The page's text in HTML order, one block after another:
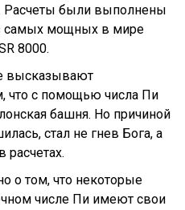
Расчеты были выполнены
самых мощных в мире
8000.
высказывают
что с помощью числа Пи
башня. Но причиной
стал не гнев Бога, а
о том, что некоторые
числе Пи имеют свои